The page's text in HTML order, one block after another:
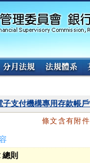
子支付機構專用存款帳
條文含有附
則